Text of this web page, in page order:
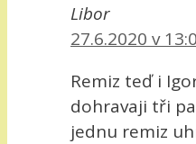
Libor
27.6.2020 v
Remiz teď i
dohravaji tři
jednu remiz